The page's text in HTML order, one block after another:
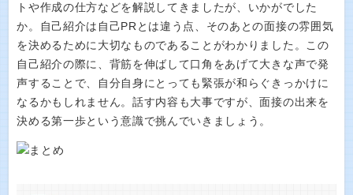
トや作成の仕方などを解説してきましたが、いかがでした
か。自己紹介は自己PRとは違う点、そのあとの面接の雰囲気
を決めるために大切なものであることがわかりました。この
自己紹介の際に、背筋を伸ばして口角をあげて大きな声で発
声することで、自分自身にとっても緊張が和らぐきっかけに
なるかもしれません。話す内容も大事ですが、面接の出来を
決める第一歩という意識で挑んでいきましょう。